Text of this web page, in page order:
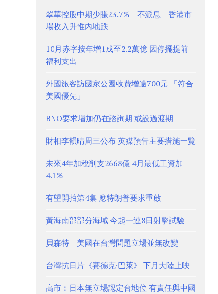
翠華控股中期少賺23.7% 不派息 香港市
場收入升惟內地跌
10月赤字按年增1成至2.2萬億 因停擺提前
福利支出
外國旅客訪國家公園收費增逾700元 「符合
美國優先」
BNO要求增加仍在諮詢期 或設過渡期
財相李韻晴周三公布 英媒預告主要措施一覽
未來4年加稅削支2668億 4月最低工資加
4.1%
有望開拍第4集 應特朗普要求重啟
黃海南部部分海域 今起一連8日射擊試驗
貝森特：美國在台灣問題立場並無改變
台灣抗日片《賽德克·巴萊》 下月大陸上映
高市︰日本無立場認定台地位 有責任與中國